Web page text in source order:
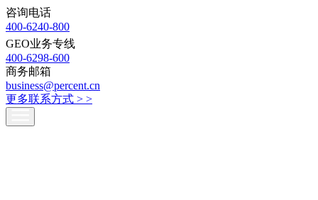
咨询电话
400-6240-800
GEO业务专线
400-6298-600
商务邮箱
business@percent.cn
更多联系方式 > >